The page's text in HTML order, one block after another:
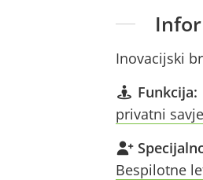
Inovacijski
Funkcija:
privatni
Bespilotne